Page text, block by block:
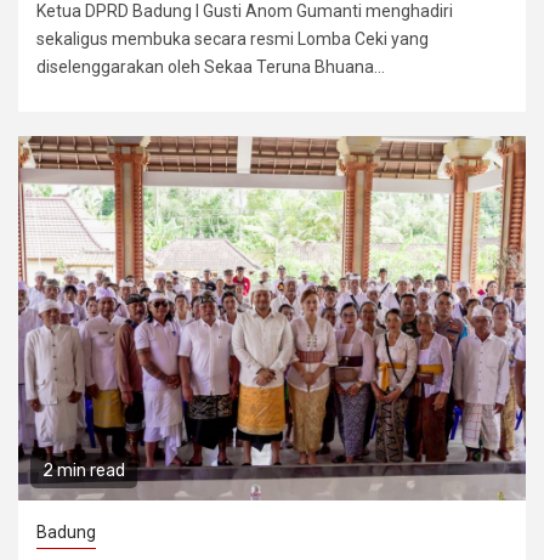
Ketua DPRD Badung I Gusti Anom Gumanti menghadiri
sekaligus membuka secara resmi Lomba Ceki yang
diselenggarakan oleh Sekaa Teruna Bhuana...
2 min read
Badung